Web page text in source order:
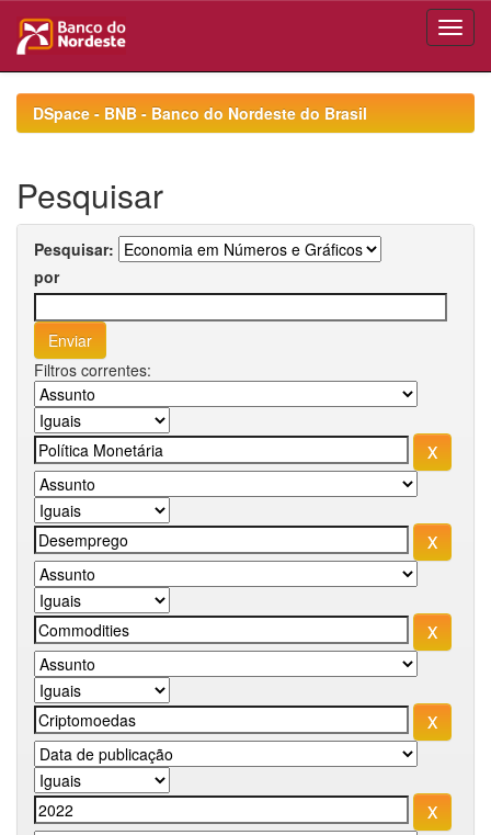
navigationDSpace - BNB - Banco do Nordeste do Brasil
Pesquisar
Pesquisar:
por
Filtros correntes: